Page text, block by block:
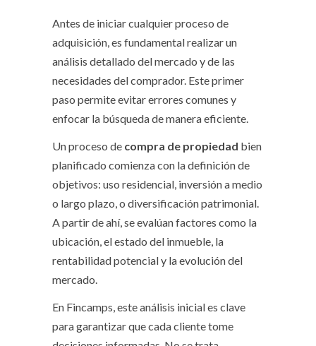
Antes de iniciar cualquier proceso de
adquisición, es fundamental realizar un
análisis detallado del mercado y de las
necesidades del comprador. Este primer
paso permite evitar errores comunes y
enfocar la búsqueda de manera eficiente.
Un proceso de compra de propiedad bien
planificado comienza con la definición de
objetivos: uso residencial, inversión a medio
o largo plazo, o diversificación patrimonial.
A partir de ahí, se evalúan factores como la
ubicación, el estado del inmueble, la
rentabilidad potencial y la evolución del
mercado.
En Fincamps, este análisis inicial es clave
para garantizar que cada cliente tome